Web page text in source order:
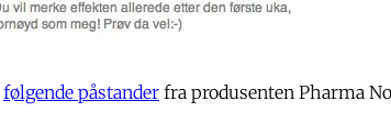
følgende påstander fra produsenten Pharma